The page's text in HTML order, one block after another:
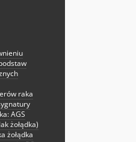
raka
AGS
żołądka)
żołądka